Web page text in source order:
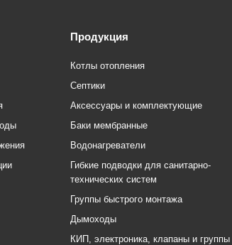
Продукция
Котлы отопления
Септики
Аксессуары и комплектующие
Баки мембранные
Водонагреватели
Гибкие подводки для санитарно-
технических систем
Группы быстрого монтажа
Дымоходы
КИП, электроника, клапаны и группы